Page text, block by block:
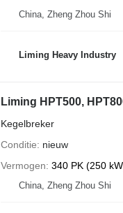
China, Zheng Zhou Shi
Liming Heavy Industry
Liming HPT500,
Kegelbreker
Conditie
nieuw
Vermogen 340 PK (250
China, Zheng Zhou Shi